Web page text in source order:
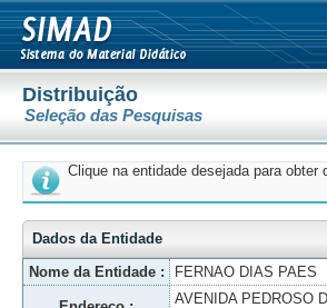
Distribuição
Seleção das Pesquisas
Clique na entidade desejada para
Dados da Entidade
Nome da Entidade :
FERNAO DIAS PAES
AVENIDA PEDROSO